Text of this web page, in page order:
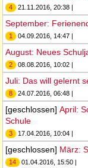
4 21.11.2016, 20:38 |
September:
1 04.09.2016, 14:47 |
August: Neues
2 08.08.2016, 10:02 |
Juli: Das will gelernt
8 24.07.2016, 06:48 |
[geschlossen] April:
Schule
3 17.04.2016, 10:04 |
[geschlossen] März:
14 01.04.2016, 15:50 |